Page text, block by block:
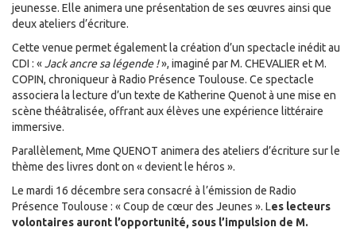
jeunesse. Elle animera une présentation de ses œuvres ainsi que
deux ateliers d’écriture.
Cette venue permet également la création d’un spectacle inédit au
CDI : «Jack ancre sa légende !», imaginé par M. CHEVALIER et M.
COPIN, chroniqueur à Radio Présence Toulouse. Ce spectacle
associera la lecture d’un texte de Katherine Quenot à une mise en
scène théâtralisée, offrant aux élèves une expérience littéraire
immersive.
Parallèlement, Mme QUENOT animera des ateliers d’écriture sur le
thème des livres dont on « devient le héros ».
Le mardi 16 décembre sera consacré à l’émission de Radio
Présence Toulouse : « Coup de cœur des Jeunes ». Les lecteurs
volontaires auront l’opportunité, sous l’impulsion de M.